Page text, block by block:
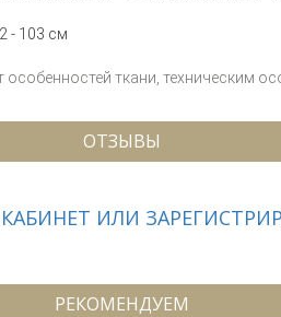
- 103 см
ткани, техническим
ОТЗЫВЫ
ИЛИ
РЕКОМЕНДУЕМ